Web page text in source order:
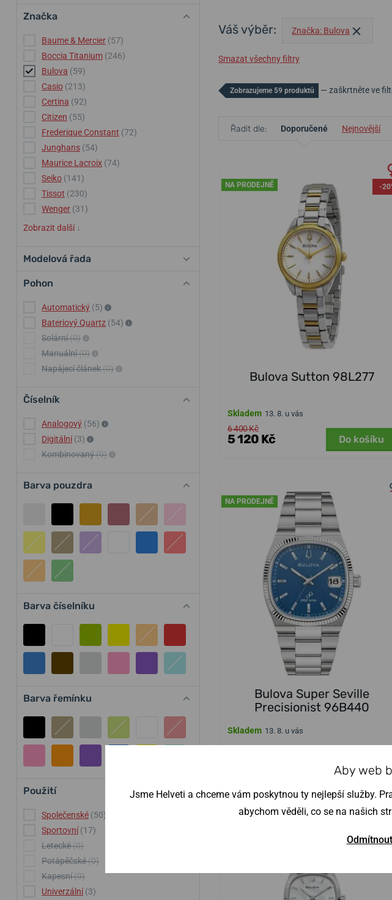
Váš výběr: Značka: Bulova
Smazat všechny filtry
Značka
Baume & Mercier (57)
Boccia Titanium (246)
Bulova (59)
Casio (213)
Certina (92)
Citizen (55)
Frederique Constant (72)
Junghans (54)
Maurice Lacroix (74)
Seiko (141)
Tissot (230)
Wenger (31)
Zobrazit další ↓
Modelová řada
Pohon
Automatický (5)
Bateriový Quartz (54)
Solární(0)
Manuální(0)
Napájecí článek(0)
Číselník
Analogový (56)
Digitální (3)
Kombinovaný(0)
Barva pouzdra
Barva číselníku
Barva řemínku
Použití
Společenské (50)
Sportovní (17)
Letecké(0)
Potápěčské(0)
Kapesní(0)
Univerzální (3)
Zobrazujeme 59 produktů — zaškrtněte ve
Řadit dle: Doporučené Nejnovější
NA PRODEJNĚ -
Bulova Sutton 98L277
Skladem 13. 8. u vás
6 400 Kč
5 120 Kč Do košíku
NA PRODEJNĚ
Bulova Super Seville
Precisionist 96B440
Skladem 13. 8. u vás
NA PRODEJNĚ
Aby web
Jsme Helveti a chceme vám poskytnou ty nejlepší služby.
abychom věděli, co se na našich
Odmítnout